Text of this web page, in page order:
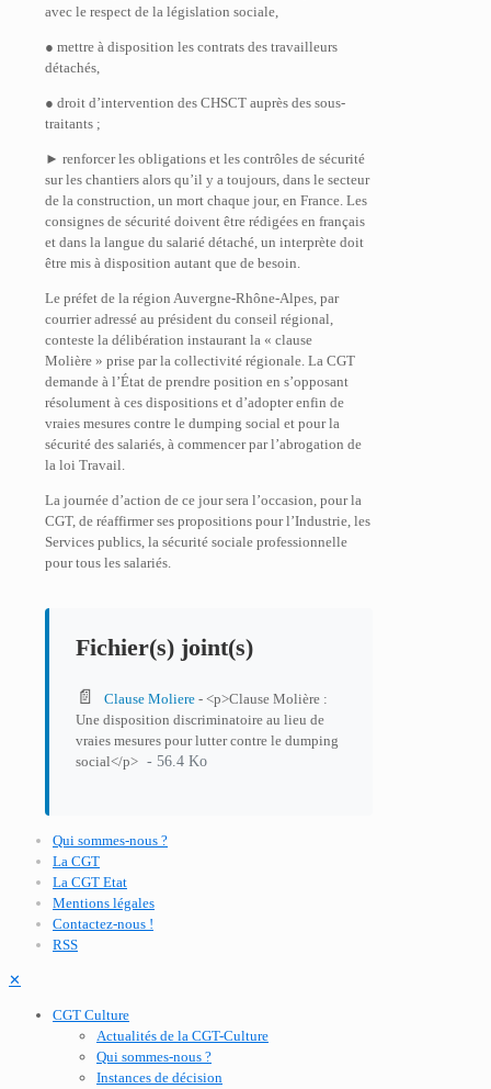
avec le respect de la législation sociale,
● mettre à disposition les contrats des travailleurs
détachés,
● droit d’intervention des CHSCT auprès des sous-
traitants ;
► renforcer les obligations et les contrôles de sécurité
sur les chantiers alors qu’il y a toujours, dans le secteur
de la construction, un mort chaque jour, en France. Les
consignes de sécurité doivent être rédigées en français
et dans la langue du salarié détaché, un interprète doit
être mis à disposition autant que de besoin.
Le préfet de la région Auvergne-Rhône-Alpes, par
courrier adressé au président du conseil régional,
conteste la délibération instaurant la « clause
Molière » prise par la collectivité régionale. La CGT
demande à l’État de prendre position en s’opposant
résolument à ces dispositions et d’adopter enfin de
vraies mesures contre le dumping social et pour la
sécurité des salariés, à commencer par l’abrogation de
la loi Travail.
La journée d’action de ce jour sera l’occasion, pour la
CGT, de réaffirmer ses propositions pour l’Industrie, les
Services publics, la sécurité sociale professionnelle
pour tous les salariés.
Fichier(s) joint(s)
📄 Clause Moliere - <p>Clause Molière :
Une disposition discriminatoire au lieu de
vraies mesures pour lutter contre le dumping
social</p> - 56.4 Ko
Qui sommes-nous ?
La CGT
La CGT Etat
Mentions légales
Contactez-nous !
RSS
✕
CGT Culture
Actualités de la CGT-Culture
Qui sommes-nous ?
Instances de décision